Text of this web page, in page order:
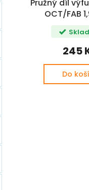
Pružný díl
OCT/FAB
245
Do